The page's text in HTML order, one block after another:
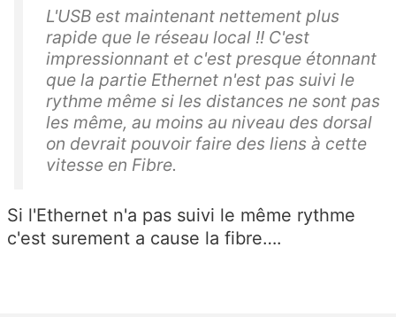
L'USB est maintenant nettement plus
rapide que le réseau local !! C'est
impressionnant et c'est presque étonnant
que la partie Ethernet n'est pas suivi le
rythme même si les distances ne sont pas
les même, au moins au niveau des dorsal
on devrait pouvoir faire des liens à cette
vitesse en Fibre.
Si l'Ethernet n'a pas suivi le même rythme
c'est surement a cause la fibre….